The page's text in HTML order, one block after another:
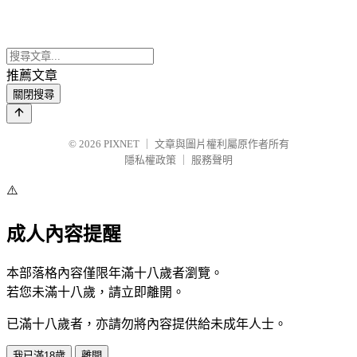
推薦文章
關閉搜尋
© 2026 PIXNET
文章與圖片權利屬原作者所有
隱私權政策
服務聲明
⚠️
成人內容提醒
本部落格內容僅限年滿十八歲者瀏覽。
若您未滿十八歲，請立即離開。
已滿十八歲者，亦請勿將內容提供給未成年人士。